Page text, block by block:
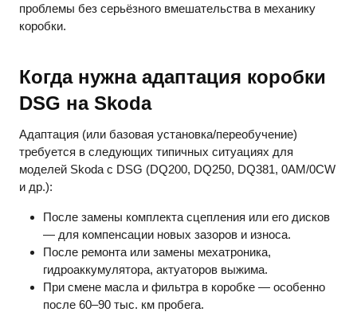
проблемы без серьёзного вмешательства в механику
коробки.
Когда нужна адаптация коробки
DSG на Skoda
Адаптация (или базовая установка/переобучение)
требуется в следующих типичных ситуациях для
моделей Skoda с DSG (DQ200, DQ250, DQ381, 0AM/0CW
и др.):
После замены комплекта сцепления или его дисков
— для компенсации новых зазоров и износа.
После ремонта или замены мехатроника,
гидроаккумулятора, актуаторов выжима.
При смене масла и фильтра в коробке — особенно
после 60–90 тыс. км пробега.